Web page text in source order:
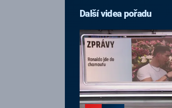
Další videa pořadu